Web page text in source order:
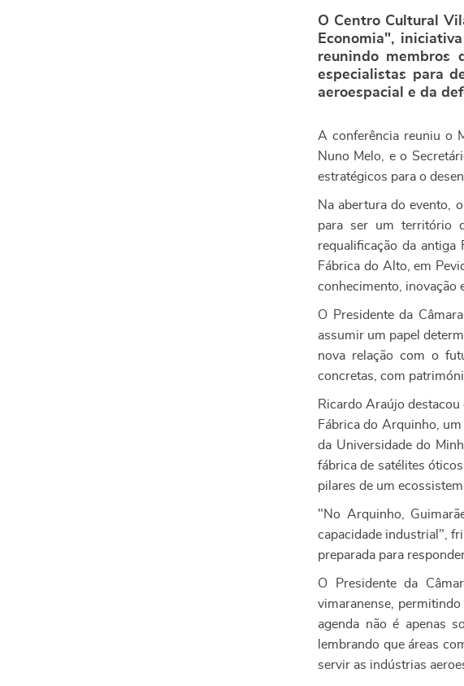
O Centro Cultural
Economia",
reunindo membros
especialistas para
aeroespacial e da
A conferência reuniu o
Nuno Melo, e o
estratégicos para o
Na abertura do evento,
para ser um território
requalificação da
Fábrica do Alto, em
conhecimento, inovação
O Presidente da
assumir um papel
nova relação com o
concretas, com
Ricardo Araújo
Fábrica do Arquinho,
da Universidade do
fábrica de satélites
pilares de um
"No Arquinho,
capacidade industrial",
preparada para
O Presidente da
vimaranense,
agenda não é apenas
lembrando que áreas
servir as indústrias